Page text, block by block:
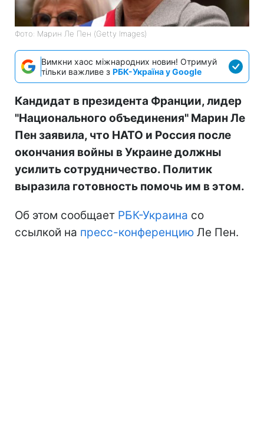
Фото: Марин Ле Пен (Getty Images)
Вимкни хаос міжнародних новин! Отримуй
тільки важливе з РБК-Україна у Google
Кандидат в президента Франции, лидер
"Национального объединения" Марин Ле
Пен заявила, что НАТО и Россия после
окончания войны в Украине должны
усилить сотрудничество. Политик
выразила готовность помочь им в этом.
Об этом сообщает РБК-Украина со
ссылкой на пресс-конференцию Ле Пен.